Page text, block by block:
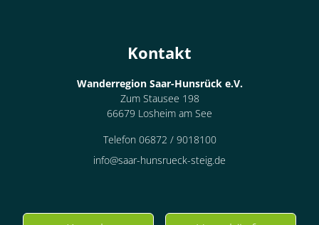
Kontakt
Wanderregion Saar-Hunsrück e.V.
Zum Stausee 198
66679 Losheim am See
Telefon 06872 / 9018100
info@saar-hunsrueck-steig.de